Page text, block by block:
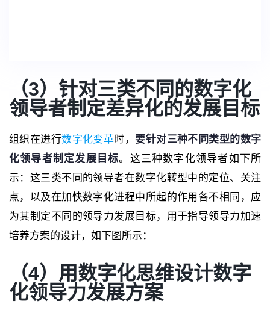
（3）针对三类不同的数字化
领导者制定差异化的发展目标
组织在进行数字化变革时， 要针对三种不同类型的数字
化领导者制定发展目标。这三种数字化领导者如下所
示：这三类不同的领导者在数字化转型中的定位、关注
点，以及在加快数字化进程中所起的作用各不相同，应
为其制定不同的领导力发展目标，用于指导领导力加速
培养方案的设计，如下图所示：
（4）用数字化思维设计数字
化领导力发展方案